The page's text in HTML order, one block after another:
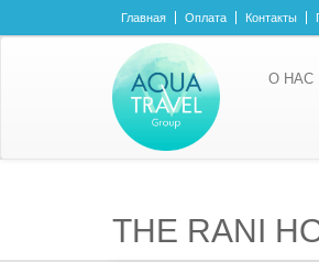
Главная Оплата Контакты
О НАС
THE RANI